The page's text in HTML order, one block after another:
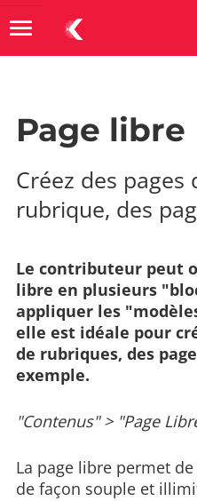
menu
Page libre
Créez des pages
rubrique, des
Le contributeur peut
libre en plusieurs
appliquer les
elle est idéale pour
de rubriques, des
exemple.
"Contenus" > "Page
La page libre permet
de façon souple et